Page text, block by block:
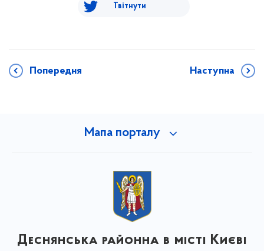
Твітнути
Попередня Наступна
Мапа порталу
Деснянська районна в місті Києві